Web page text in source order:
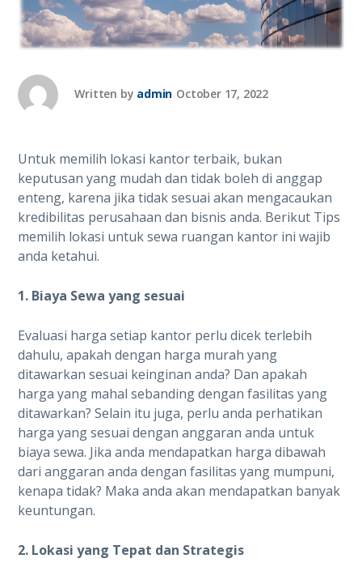
Written by admin October 17, 2022
Untuk memilih lokasi kantor terbaik, bukan
keputusan yang mudah dan tidak boleh di anggap
enteng, karena jika tidak sesuai akan mengacaukan
kredibilitas perusahaan dan bisnis anda. Berikut Tips
memilih lokasi untuk sewa ruangan kantor ini wajib
anda ketahui.
1. Biaya Sewa yang sesuai
Evaluasi harga setiap kantor perlu dicek terlebih
dahulu, apakah dengan harga murah yang
ditawarkan sesuai keinginan anda? Dan apakah
harga yang mahal sebanding dengan fasilitas yang
ditawarkan? Selain itu juga, perlu anda perhatikan
harga yang sesuai dengan anggaran anda untuk
biaya sewa. Jika anda mendapatkan harga dibawah
dari anggaran anda dengan fasilitas yang mumpuni,
kenapa tidak? Maka anda akan mendapatkan banyak
keuntungan.
2. Lokasi yang Tepat dan Strategis